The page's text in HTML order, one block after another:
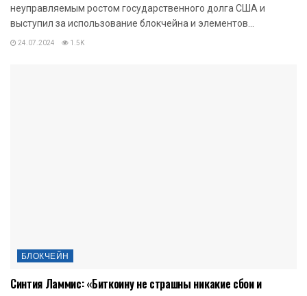
неуправляемым ростом государственного долга США и
выступил за использование блокчейна и элементов...
24.07.2024 1.5K
БЛОКЧЕЙН
Синтия Ламмис: «Биткоину не страшны никакие сбои и